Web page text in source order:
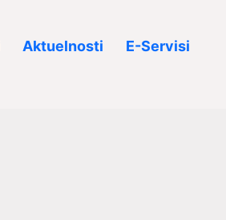
Aktuelnosti E-Servisi